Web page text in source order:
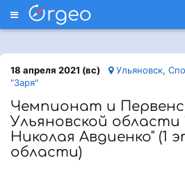
Меню
18 апреля 2021 (вс)
Ульяновск,
"Заря"
Чемпионат и
Ульяновской
Николая Авдиенко" (1
области)